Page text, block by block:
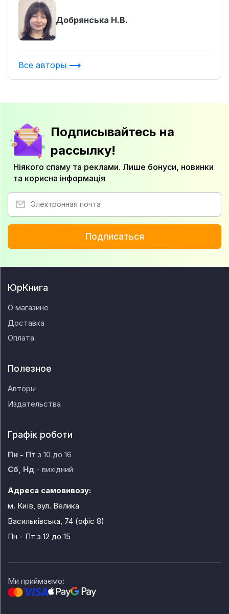
Добрянська Н.В.
Все авторы
Подписывайтесь на
рассылку!
Ніякого спаму та реклами. Лише бонуси, новинки
та корисна інформація
Подписаться
ЮрКнига
О магазине
Доставка
Оплата
Полезное
Авторы
Издательства
Графік роботи
Пн - Пт з 10 до 16
Сб, Нд - вихідний
Адреса самовивозу:
м. Київ, вул. Велика
Васильківська, 74 (офіс 8)
Пн - Пт з 12 до 15
Ми приймаємо: